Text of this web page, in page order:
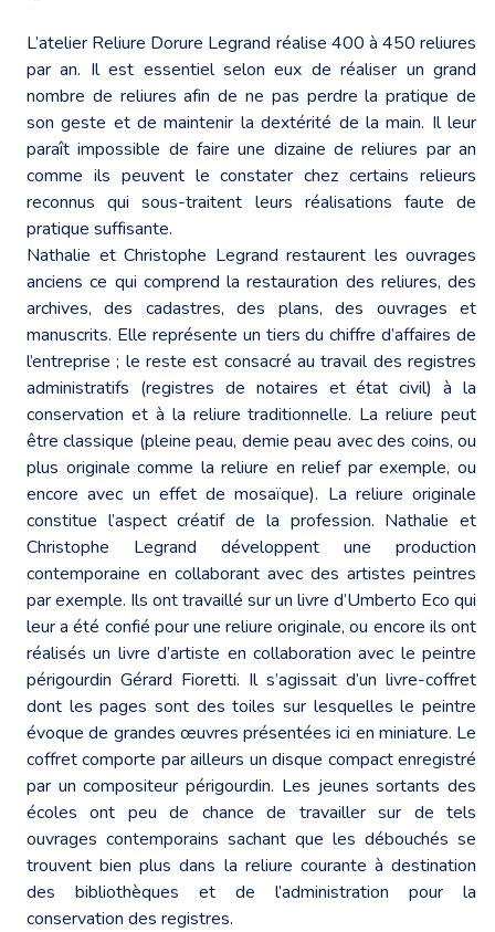
L’atelier Reliure Dorure Legrand réalise 400 à 450 reliures
par an. Il est essentiel selon eux de réaliser un grand
nombre de reliures afin de ne pas perdre la pratique de
son geste et de maintenir la dextérité de la main. Il leur
paraît impossible de faire une dizaine de reliures par an
comme ils peuvent le constater chez certains relieurs
reconnus qui sous-traitent leurs réalisations faute de
pratique suffisante.
Nathalie et Christophe Legrand restaurent les ouvrages
anciens ce qui comprend la restauration des reliures, des
archives, des cadastres, des plans, des ouvrages et
manuscrits. Elle représente un tiers du chiffre d’affaires de
l’entreprise ; le reste est consacré au travail des registres
administratifs (registres de notaires et état civil) à la
conservation et à la reliure traditionnelle. La reliure peut
être classique (pleine peau, demie peau avec des coins, ou
plus originale comme la reliure en relief par exemple, ou
encore avec un effet de mosaïque). La reliure originale
constitue l’aspect créatif de la profession. Nathalie et
Christophe Legrand développent une production
contemporaine en collaborant avec des artistes peintres
par exemple. Ils ont travaillé sur un livre d’Umberto Eco qui
leur a été confié pour une reliure originale, ou encore ils ont
réalisés un livre d’artiste en collaboration avec le peintre
périgourdin Gérard Fioretti. Il s’agissait d’un livre-coffret
dont les pages sont des toiles sur lesquelles le peintre
évoque de grandes œuvres présentées ici en miniature. Le
coffret comporte par ailleurs un disque compact enregistré
par un compositeur périgourdin. Les jeunes sortants des
écoles ont peu de chance de travailler sur de tels
ouvrages contemporains sachant que les débouchés se
trouvent bien plus dans la reliure courante à destination
des bibliothèques et de l’administration pour la
conservation des registres.